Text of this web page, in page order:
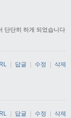
단단히 하게 되었습니다
답글 수정 삭제
답글 수정 삭제